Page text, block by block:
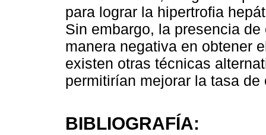
para lograr la hipertrofia
Sin embargo, la presencia
manera negativa en obtener
existen otras técnicas
permitirían mejorar la tasa de
BIBLIOGRAFÍA: